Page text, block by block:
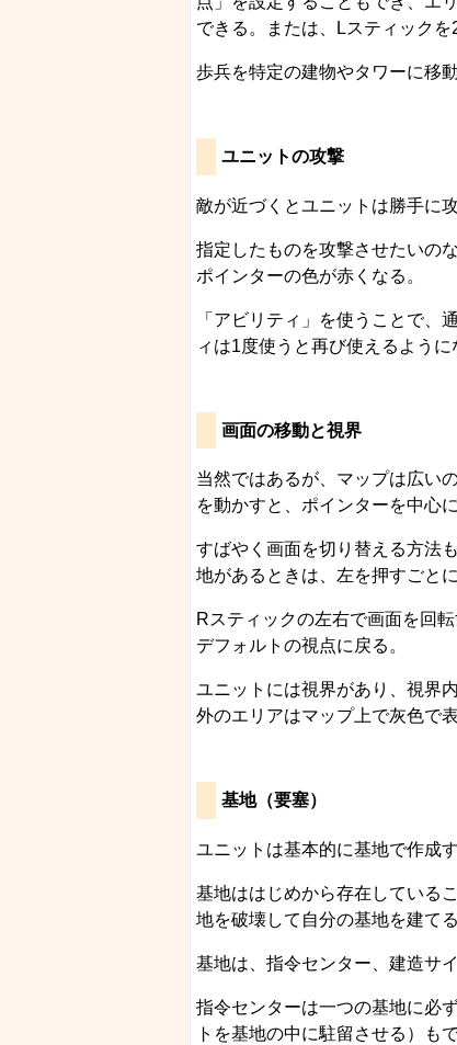
できる。または、Lスティックを
歩兵を特定の建物やタワーに移
ユニットの攻撃
敵が近づくとユニットは勝手に攻
指定したものを攻撃させたいの
ポインターの色が赤くなる。
「アビリティ」を使うことで
ィは1度使うと再び使えるよう
画面の移動と視界
当然ではあるが、マップは広い
を動かすと、ポインターを中心
すばやく画面を切り替える方法
地があるときは、左を押すごと
Rスティックの左右で画面を回
デフォルトの視点に戻る。
ユニットには視界があり、視界
外のエリアはマップ上で灰色で表
基地（要塞）
ユニットは基本的に基地で作成す
基地ははじめから存在している
地を破壊して自分の基地を建て
基地は、指令センター、建造サ
指令センターは一つの基地に必
トを基地の中に駐留させる）もで